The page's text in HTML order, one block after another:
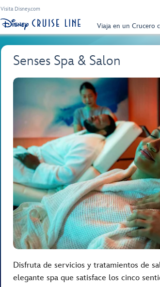
Visita Disney.com
Viaja en un Crucero
Senses Spa & Salon
Disfruta de servicios y tratamientos de
elegante spa que satisface los cinco